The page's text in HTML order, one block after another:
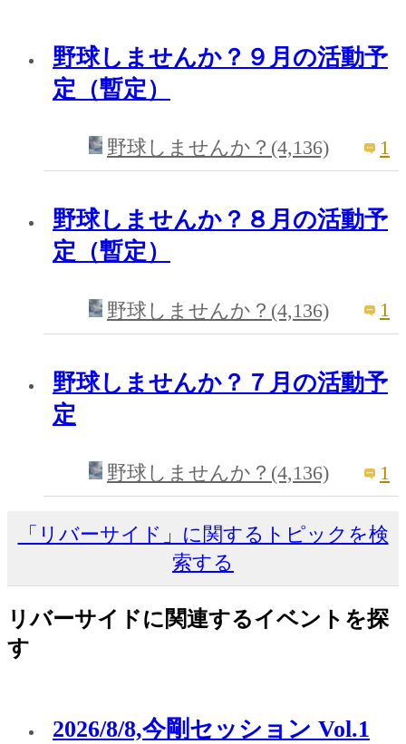
野球しませんか？９月の活動予
定（暫定）
野球しませんか？(4,136) 1
野球しませんか？８月の活動予
定（暫定）
野球しませんか？(4,136) 1
野球しませんか？７月の活動予
定
野球しませんか？(4,136) 1
「リバーサイド」に関するトピックを検
索する
リバーサイドに関連するイベントを探
す
2026/8/8,今剛セッション Vol.1